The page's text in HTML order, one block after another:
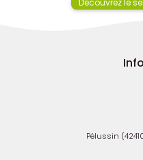
Pélussin